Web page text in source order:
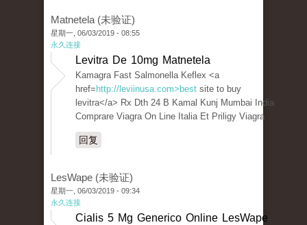
Matnetela (未验证)
星期一, 06/03/2019 - 08:55
永久连接
Levitra De 10mg Matnetela
Kamagra Fast Salmonella Keflex <a
href= http://leviinusa.com>best site to buy
levitra</a> Rx Dth 24 B Kamal Kunj Mumbai India
Comprare Viagra On Line Italia Et Priligy Viagra
回复
LesWape (未验证)
星期一, 06/03/2019 - 09:34
永久连接
Cialis 5 Mg Generico Online LesWape